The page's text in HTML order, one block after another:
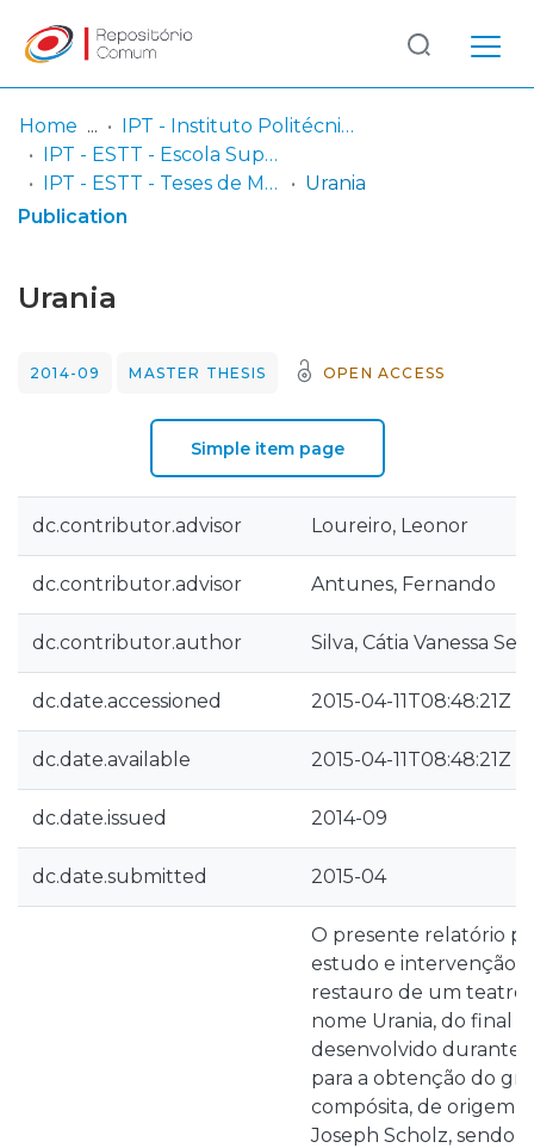
Communities
& Collections
Statistics
Log
In
(current)
Home
IPT - Instituto Politécnico de Tomar
IPT - ESTT - Escola Superior de Tecnologia de Tomar
IPT - ESTT - Teses de Mestrado ou Doutoramento
Urania
Publication
Urania
2014-09 MASTER THESIS OPEN ACCESS
Simple item page
dc.contributor.advisor Loureiro, Leonor
dc.contributor.advisor Antunes, Fernando
dc.contributor.author Silva, Cátia Vanessa
dc.date.accessioned 2015-04-11T08:48:21Z
dc.date.available 2015-04-11T08:48:21Z
dc.date.issued 2014-09
dc.date.submitted 2015-04
O presente relatório
estudo e intervenção
restauro de um teatro
nome Urania, do final
desenvolvido durante
para a obtenção do
compósita, de origem
Joseph Scholz, sendo